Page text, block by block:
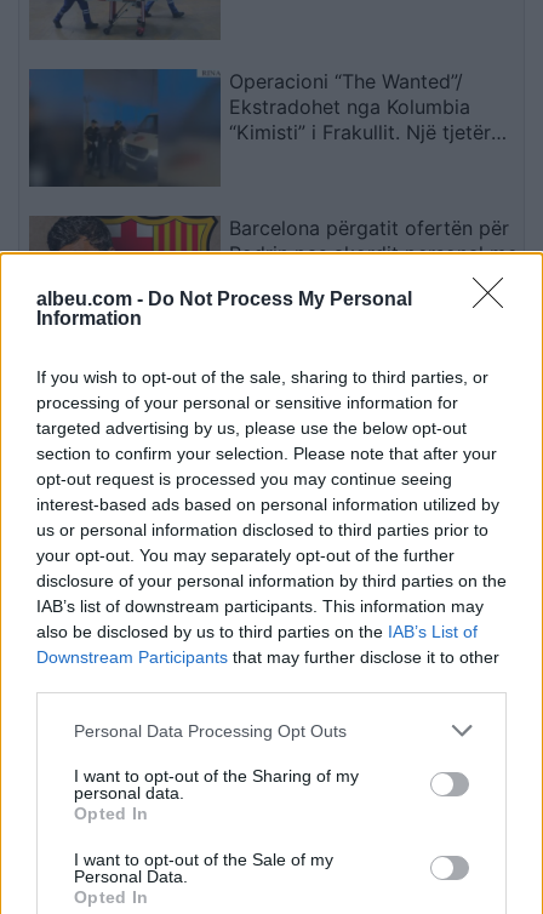
albeu.com - Do Not Process My Personal
Information
If you wish to opt-out of the sale, sharing to third parties, or
processing of your personal or sensitive information for
targeted advertising by us, please use the below opt-out
section to confirm your selection. Please note that after your
opt-out request is processed you may continue seeing
interest-based ads based on personal information utilized by
us or personal information disclosed to third parties prior to
your opt-out. You may separately opt-out of the further
disclosure of your personal information by third parties on the
IAB’s list of downstream participants. This information may
also be disclosed by us to third parties on the IAB’s List of
Downstream Participants that may further disclose it to other
Personal Data Processing Opt Outs
I want to opt-out of the Sharing of my
personal data.
Opted In
I want to opt-out of the Sale of my
Personal Data.
Opted In
Operacioni “The Wanted”/
Ekstradohet nga Kolumbia
“Kimisti” i Frakullit. Një tjetër
Barcelona përgatit ofertën për
Rodrin pas akordit personal me
Fluks në Morinë, mbi 422 mijë
udhëtarë në korrik dhe 90 mijë
hyrje në pesë ditët e para të
gushtit